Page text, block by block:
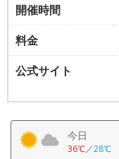
開催時間
料金
公式サイト
今日
36℃／28℃